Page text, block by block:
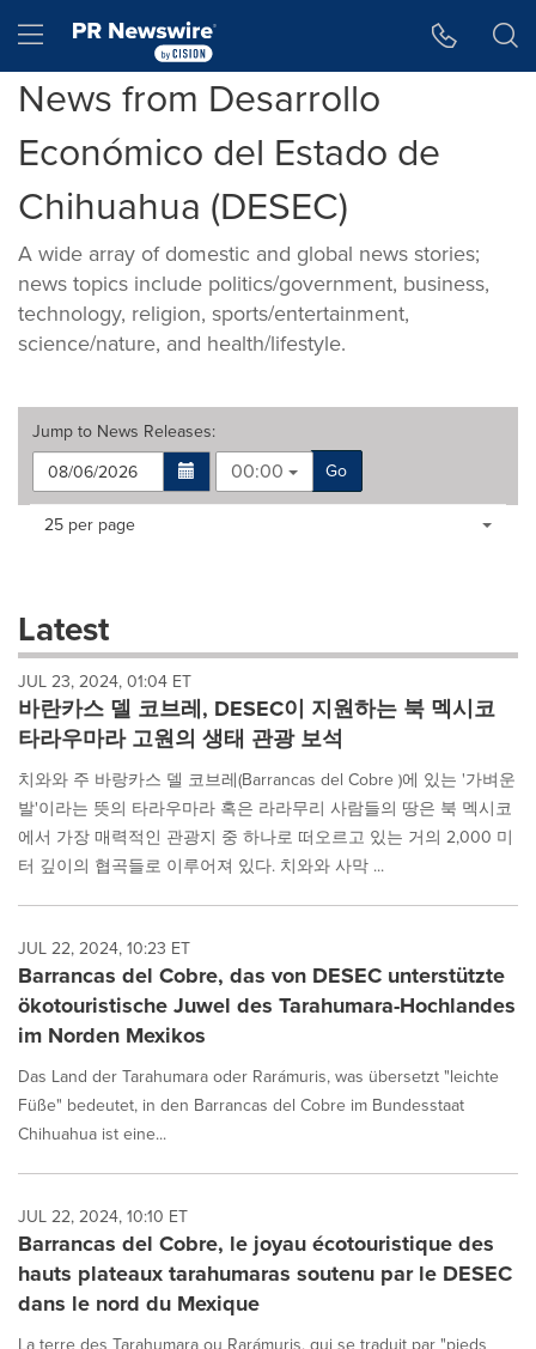
Hamburger menu
News from Desarrollo
Económico del Estado de
Chihuahua (DESEC)
A wide array of domestic and global news stories;
news topics include politics/government, business,
technology, religion, sports/entertainment,
science/nature, and health/lifestyle.
Jump to News Releases:
00:00
Go
Making
dropdown
will
cause
content
on
this
page
to
change.
News
listings
as
each
option
is
selected.
Items per page:
25 per page
Latest
JUL 23, 2024, 01:04 ET
바란카스 델 코브레, DESEC이 지원하는 북 멕시코
타라우마라 고원의 생태 관광 보석
치와와 주 바랑카스 델 코브레(Barrancas del Cobre )에 있는 '가벼운
발'이라는 뜻의 타라우마라 혹은 라라무리 사람들의 땅은 북 멕시코
에서 가장 매력적인 관광지 중 하나로 떠오르고 있는 거의 2,000 미
터 깊이의 협곡들로 이루어져 있다. 치와와 사막 ...
JUL 22, 2024, 10:23 ET
Barrancas del Cobre, das von DESEC unterstützte
ökotouristische Juwel des Tarahumara-Hochlandes
im Norden Mexikos
Das Land der Tarahumara oder Rarámuris, was übersetzt "leichte
Füße" bedeutet, in den Barrancas del Cobre im Bundesstaat
Chihuahua ist eine...
JUL 22, 2024, 10:10 ET
Barrancas del Cobre, le joyau écotouristique des
hauts plateaux tarahumaras soutenu par le DESEC
dans le nord du Mexique